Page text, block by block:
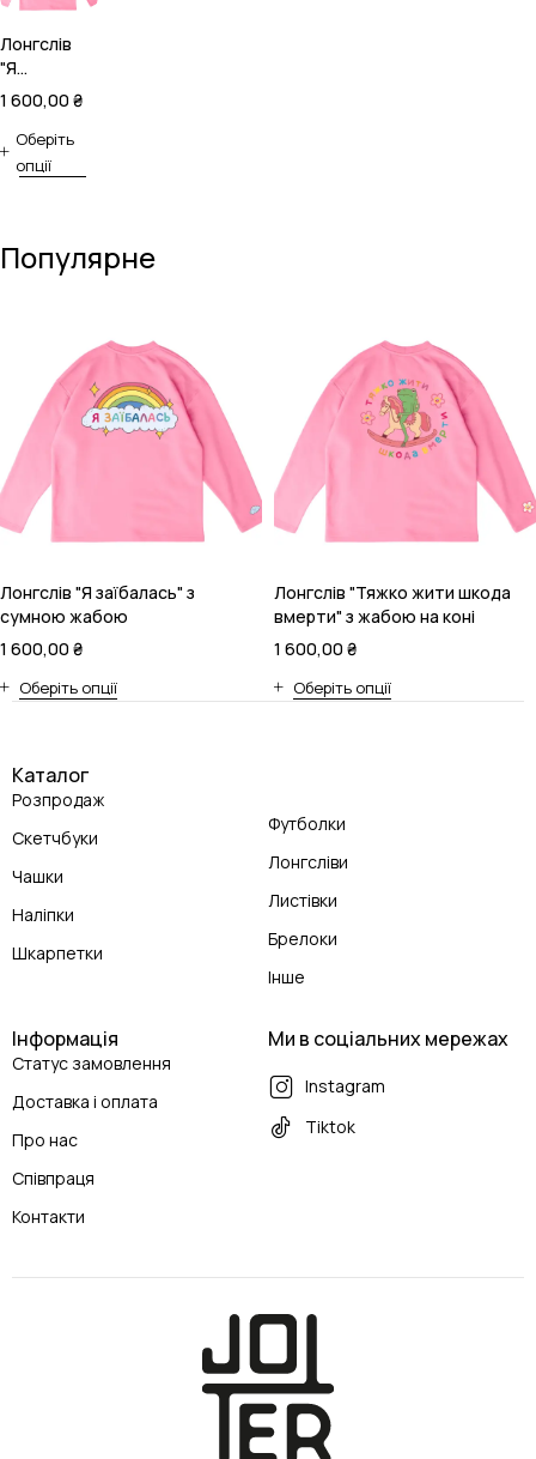
Лонгслів
"Я
заїбалась"
з сумною
жабою
1 600,00 ₴
Оберіть
опції
Популярне
Лонгслів "Я заїбалась" з
сумною жабою
1 600,00 ₴
Оберіть опції
Лонгслів "Тяжко жити шкода
вмерти" з жабою на коні
1 600,00 ₴
Оберіть опції
Футболки
Лонгсліви
Листівки
Брелоки
Інше
Інформація
Статус замовлення
Доставка і оплата
Про нас
Співпраця
Контакти
Каталог
Розпродаж
Скетчбуки
Чашки
Наліпки
Шкарпетки
Ми в соціальних мережах
Instagram
Tiktok